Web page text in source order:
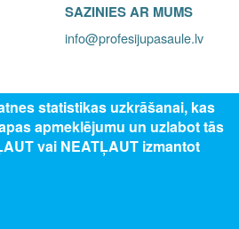
SAZINIES AR MUMS
info@profesijupasaule.lv
aģentūra, publicētā satura visas
statistikas uzkrāšanai, kas
apmeklējumu un uzlabot tās
vai NEATĻAUT izmantot